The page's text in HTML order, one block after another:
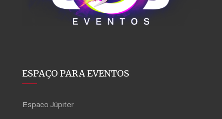
ESPAÇO PARA EVENTOS
Espaco Júpiter